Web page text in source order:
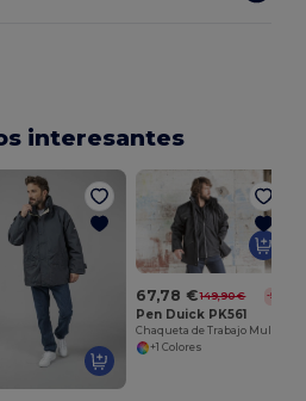
interesantes
67,78 € 149,90 € -55%
Pen Duick PK561
+1 Colores